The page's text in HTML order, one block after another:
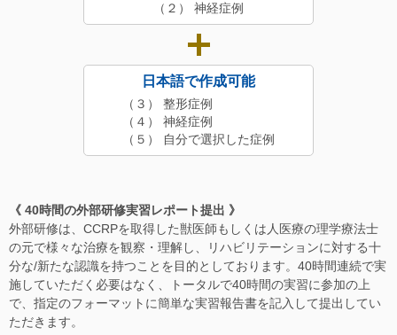
（２） 神経症例
日本語で作成可能
（３） 整形症例
（４） 神経症例
（５） 自分で選択した症例
《 40時間の外部研修実習レポート提出 》
外部研修は、CCRPを取得した獣医師もしくは人医療の理学療法士
の元で様々な治療を観察・理解し、リハビリテーションに対する十
分な/新たな認識を持つことを目的としております。40時間連続で実
施していただく必要はなく、トータルで40時間の実習に参加の上
で、指定のフォーマットに簡単な実習報告書を記入して提出してい
ただきます。